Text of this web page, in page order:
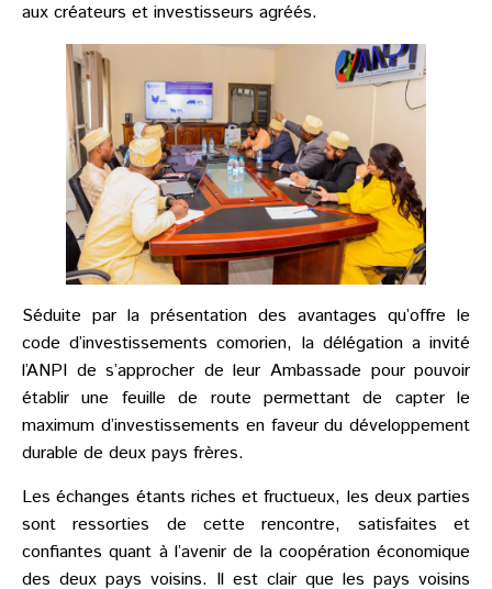
aux créateurs et investisseurs agréés.
Séduite par la présentation des avantages qu’offre le
code d’investissements comorien, la délégation a invité
l’ANPI de s’approcher de leur Ambassade pour pouvoir
établir une feuille de route permettant de capter le
maximum d’investissements en faveur du développement
durable de deux pays frères.
Les échanges étants riches et fructueux, les deux parties
sont ressorties de cette rencontre, satisfaites et
confiantes quant à l’avenir de la coopération économique
des deux pays voisins. Il est clair que les pays voisins